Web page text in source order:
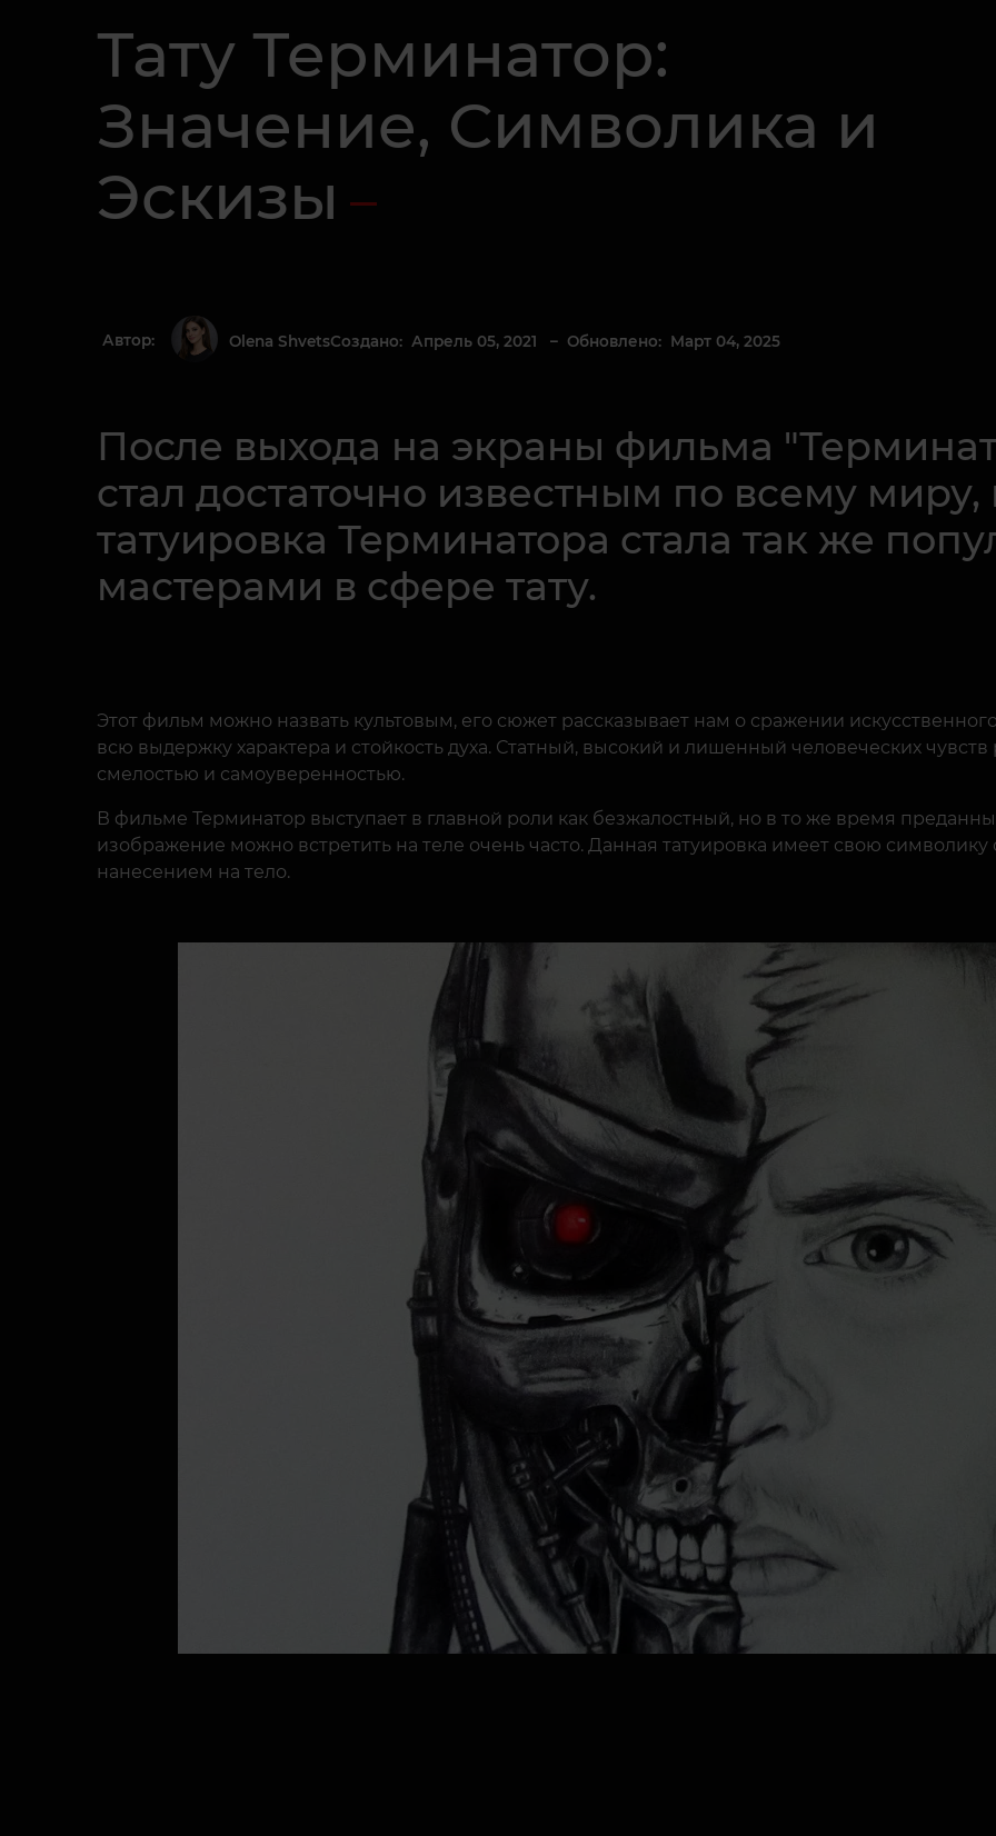
Тату Терминатор:
Значение, Символика и
Эскизы
Автор: Olena ShvetsСоздано: Апрель 05, 2021 – Обновлено: Март 04, 2025
После выхода на экраны фильма
стал достаточно известным по всему миру,
татуировка Терминатора стала так же
мастерами в сфере тату.
Этот фильм можно назвать культовым, его сюжет рассказывает нам о сражении
всю выдержку характера и стойкость духа. Статный, высокий и лишенный человеческих
смелостью и самоуверенностью.
В фильме Терминатор выступает в главной роли как безжалостный, но в то же время
изображение можно встретить на теле очень часто. Данная татуировка имеет свою
нанесением на тело.